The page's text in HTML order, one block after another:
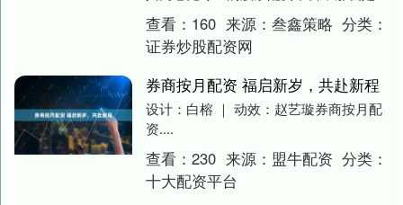
杨的妻子张豆豆是一个非常漂亮大气的女
孩子。颜值一点都....
查看： 160 来源： 叁鑫策略 分类：
证券炒股配资网
券商按月配资 福启新岁，共赴新程
设计：白榕 ｜ 动效：赵艺璇券商按月配
资....
查看： 230 来源： 盟牛配资 分类：
十大配资平台